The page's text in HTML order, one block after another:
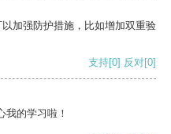
加强防护措施，比如增加双重验
支持[0] 反对[0]
我的学习啦！